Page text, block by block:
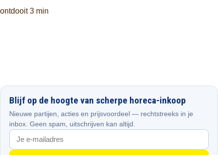
ontdooit 3 min
Blijf op de hoogte van scherpe horeca-inkoop
Nieuwe partijen, acties en prijsvoordeel — rechtstreeks in je
inbox. Geen spam, uitschrijven kan altijd.